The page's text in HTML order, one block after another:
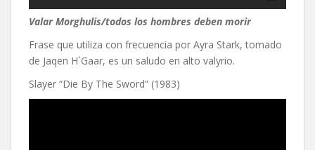
Valar Morghulis/todos los hombres deben morir
Frase que utiliza con frecuencia por Ayra Stark, tomado
de Jaqen H´Gaar, es un saludo en alto valyrio.
Slayer “Die By The Sword” (1983)